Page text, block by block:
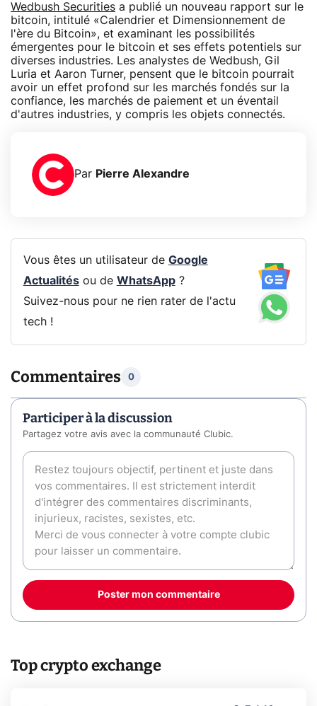
Wedbush Securities a publié un nouveau rapport sur le
bitcoin, intitulé «Calendrier et Dimensionnement de
l'ère du Bitcoin», et examinant les possibilités
émergentes pour le bitcoin et ses effets potentiels sur
diverses industries. Les analystes de Wedbush, Gil
Luria et Aaron Turner, pensent que le bitcoin pourrait
avoir un effet profond sur les marchés fondés sur la
confiance, les marchés de paiement et un éventail
d'autres industries, y compris les objets connectés.
Par Pierre Alexandre
Vous êtes un utilisateur de Google
Actualitésou de WhatsApp?
Suivez-nous pour ne rien rater de l'actu
tech !
Commentaires 0
Participer à la discussion
Partagez votre avis avec la communauté Clubic.
Poster mon commentaire
Top crypto exchange